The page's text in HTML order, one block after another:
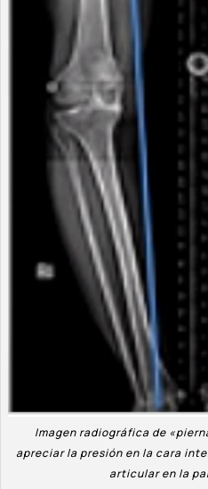
Imagen radiográfica de
apreciar la presión en la cara
articular en la